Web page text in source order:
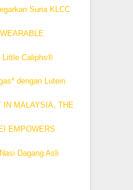
Suria KLCC
Little Caliphs®️
dengan Lutein
IN MALAYSIA, THE
EMPOWERS
Dagang Asli